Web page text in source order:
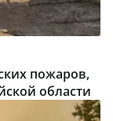
пожаров,
области